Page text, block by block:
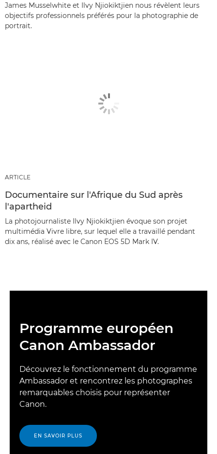
James Musselwhite et Ilvy Njiokiktjien nous révèlent leurs
objectifs professionnels préférés pour la photographie de
portrait.
ARTICLE
Documentaire sur l'Afrique du Sud après
l'apartheid
La photojournaliste Ilvy Njiokiktjien évoque son projet
multimédia Vivre libre, sur lequel elle a travaillé pendant
dix ans, réalisé avec le Canon EOS 5D Mark IV.
Programme européen
Canon Ambassador
Découvrez le fonctionnement du programme
Ambassador et rencontrez les photographes
remarquables choisis pour représenter
Canon.
EN SAVOIR PLUS